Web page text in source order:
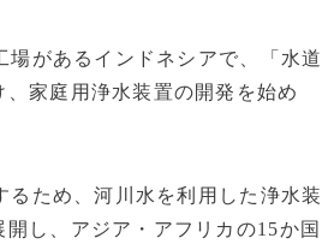
があるインドネシアで、「水道
家庭用浄水装置の開発を始め
ため、河川水を利用した浄水装
し、アジア・アフリカの15か国